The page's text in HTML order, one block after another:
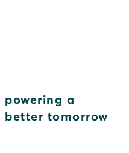
powering a
better tomorrow